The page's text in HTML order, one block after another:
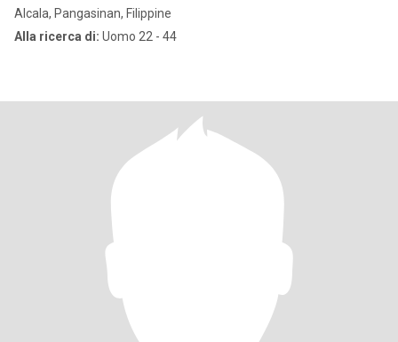
Alcala, Pangasinan, Filippine
Alla ricerca di: Uomo 22 - 44